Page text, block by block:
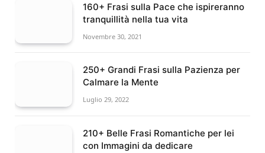
160+ Frasi sulla Pace che ispireranno
tranquillità nella tua vita
Novembre 30, 2021
250+ Grandi Frasi sulla Pazienza per
Calmare la Mente
Luglio 29, 2022
210+ Belle Frasi Romantiche per lei
con Immagini da dedicare